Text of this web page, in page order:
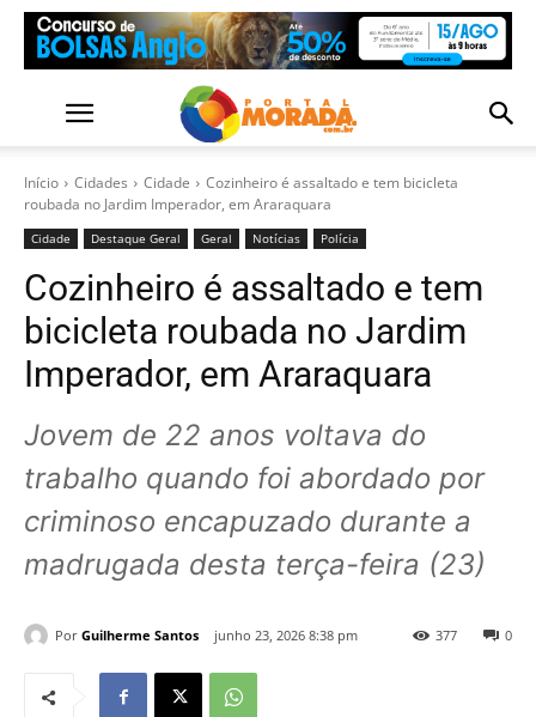
Início Cidades Cidade
Cozinheiro é assaltado e tem bicicleta
roubada no Jardim Imperador, em Araraquara
Cidade Destaque Geral Geral Notícias Polícia
Cozinheiro é assaltado e tem
bicicleta roubada no Jardim
Imperador, em Araraquara
Jovem de 22 anos voltava do
trabalho quando foi abordado por
criminoso encapuzado durante a
madrugada desta terça-feira (23)
Por Guilherme Santos junho 23, 2026 8:38 pm 0
377